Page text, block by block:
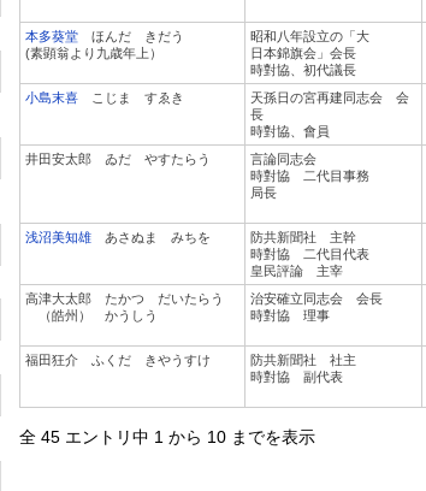
本多葵堂 ほんだ きだう
(素顕翁より九歳年上）
昭和八年設立の「大
日本錦旗会」会長
時對協、初代議長
小島末喜 こじま すゑき
天孫日の宮再建同志会 会
長
時對協、會員
井田安太郎 ゐだ やすたらう
言論同志会
時對協 二代目事務
局長
浅沼美知雄 あさぬま みちを
防共新聞社 主幹
時對協 二代目代表
皇民評論 主宰
高津大太郎 たかつ だいたらう
（皓州） かうしう
治安確立同志会 会長
時對協 理事
福田狂介 ふくだ きやうすけ
防共新聞社 社主
時對協 副代表
全 45 エントリ中 1 から 10 までを表示